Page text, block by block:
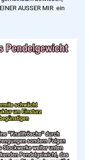
AUSSER MIR ein